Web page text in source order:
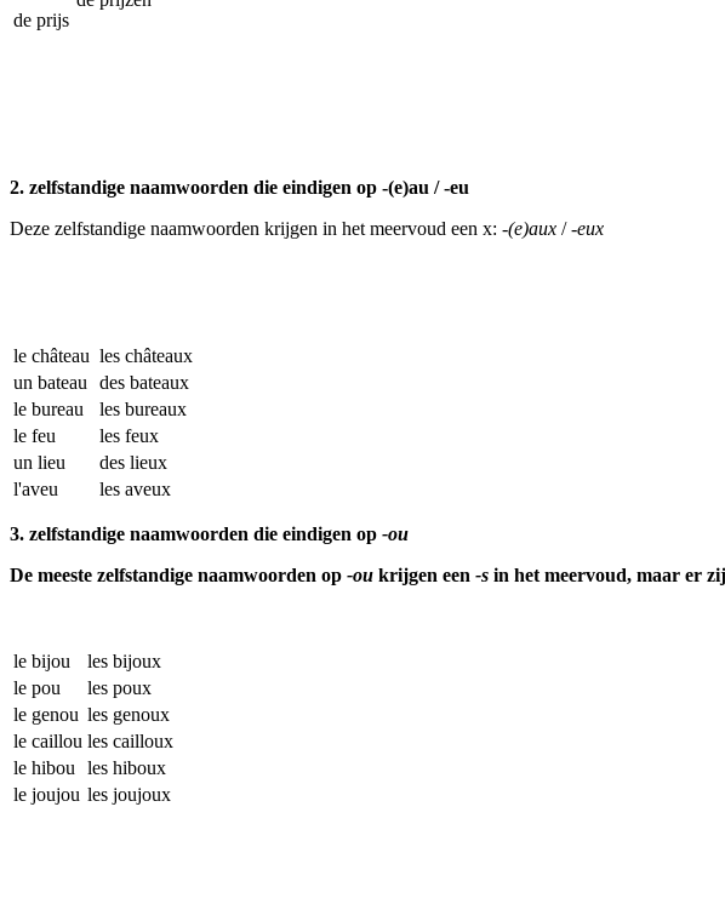
de prijs
2. zelfstandige naamwoorden die eindigen op -(e)au / -eu
Deze zelfstandige naamwoorden krijgen in het meervoud een x: -(e)aux /-eux
le château les châteaux
un bateau
des bateaux
le bureau
les bureaux
le feu
les feux
un lieu
des lieux
l'aveu
les aveux
3. zelfstandige naamwoorden die eindigen op -ou
De meeste zelfstandige naamwoorden op -ou krijgen een -s in het meervoud, maar er
le bijou
les bijoux
le pou
les poux
le genou les genoux
le caillou les cailloux
le hibou
les hiboux
le joujou les joujoux